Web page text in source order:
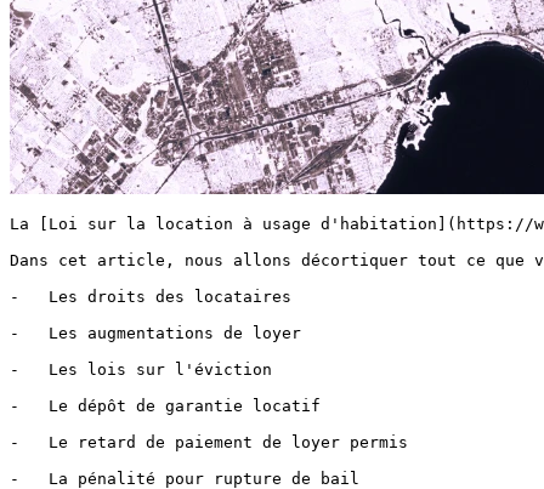
La [Loi sur la location à usage d'habitation](https://www.ontario.ca/laws/statute/06r17) (LLUH) est une loi de l'Ontario qui détaille les droits et responsabilités du locateur et du locataire. Cette loi s'applique à la plupart des unités résidentielles privées, y compris les appartements, les condos et les maisons.

Dans cet article, nous allons décortiquer tout ce que vous devez savoir sur vos droits en tant que locataire en Ontario, notamment :

-   Les droits des locataires
    
-   Les augmentations de loyer
    
-   Les lois sur l'éviction
    
-   Le dépôt de garantie locatif
    
-   Le retard de paiement de loyer permis
    
-   La pénalité pour rupture de bail
    
-   Comment mettre fin à une location
    

[Découvrez les droits des locataires pour chaque province](https://chexy.co/insider/tenant-rights-canada) au Canada et apprenez-en plus sur le [formulaire de demande de location gratuit en Ontario](https://chexy.co/insider/all-about-the-ontario-rental-application-form-410).

## Les droits des locataires en Ontario, Canada

La [LLUH](https://www.ontario.ca/laws/statute/06r17) contient toutes les informations que vous devez connaître sur vos droits en tant que locataire. Voici les droits et responsabilités les plus importants que vous et votre locateur devez suivre.

#### Quels sont les droits des locataires pendant des travaux de construction en Ontario?

Si votre locateur souhaite rénover le logement locatif, il doit fournir un avis d'entrée écrit au moins 60 jours avant le début des travaux. L'avis doit préciser les raisons des rénovations, la nature des travaux à effectuer et tout inconvénient prévu.

L'unité doit rester habitable pendant les rénovations, et vous devriez